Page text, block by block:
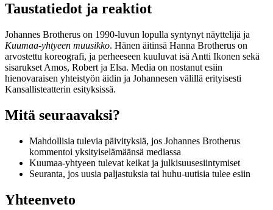
Taustatiedot ja reaktiot
Johannes Brotherus on 1990-luvun lopulla syntynyt näyttelijä ja
Kuumaa-yhtyeen muusikko. Hänen äitinsä Hanna Brotherus on
arvostettu koreografi, ja perheeseen kuuluvat isä Antti Ikonen sekä
sisarukset Amos, Robert ja Elsa. Media on nostanut esiin
hienovaraisen yhteistyön äidin ja Johannesen välillä erityisesti
Kansallisteatterin esityksissä.
Mitä seuraavaksi?
Mahdollisia tulevia päivityksiä, jos Johannes Brotherus
kommentoi yksityiselämäänsä mediassa
Kuumaa-yhtyeen tulevat keikat ja julkisuusesiintymiset
Seuranta, jos uusia paljastuksia tai huhu-uutisia tulee esiin
Yhteenveto